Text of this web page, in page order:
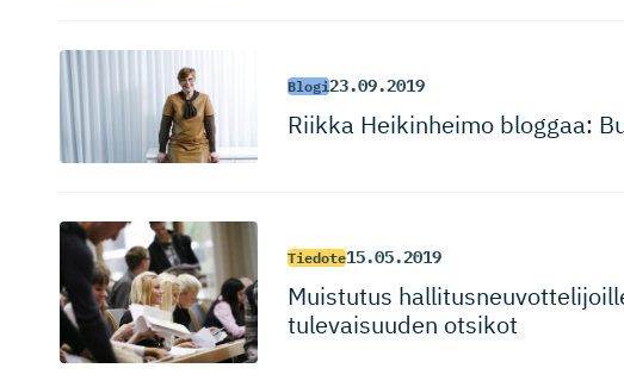
Blogi23.09.2019
Riikka Heikinheimo bloggaa:
Tiedote15.05.2019
Muistutus
tulevaisuuden otsikot